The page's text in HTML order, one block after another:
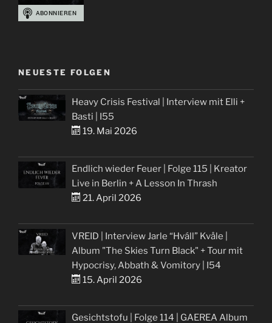
NEUESTE FOLGEN
Heavy Crisis Festival | Interview mit Elli +
Basti | I55
19. Mai 2026
Endlich wieder Feuer | Folge 115 | Kreator
Live in Berlin + A Lesson In Thrash
21. April 2026
VREID | Interview Jarle “Hváll” Kvåle |
Album "The Skies Turn Black" + Tour mit
Hypocrisy, Abbath & Vomitory | I54
15. April 2026
Gesichtstofu | Folge 114 | GAEREA Album